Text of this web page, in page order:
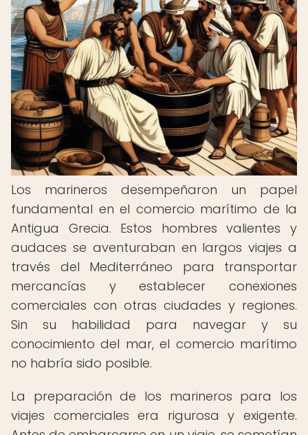
Los marineros desempeñaron un papel
fundamental en el comercio marítimo de la
Antigua Grecia. Estos hombres valientes y
audaces se aventuraban en largos viajes a
través del Mediterráneo para transportar
mercancías y establecer conexiones
comerciales con otras ciudades y regiones.
Sin su habilidad para navegar y su
conocimiento del mar, el comercio marítimo
no habría sido posible.
La preparación de los marineros para los
viajes comerciales era rigurosa y exigente.